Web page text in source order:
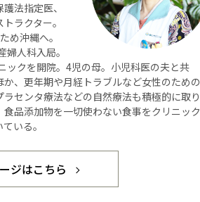
法指定医、
ラクター。
め沖縄へ。
人科入局。
ックを開院。4児の母。小児科医の夫と共
、更年期や月経トラブルなど女性のための
センタ療法などの自然療法も積極的に取り
品添加物を一切使わない食事をクリニック
いる。
ジはこちら